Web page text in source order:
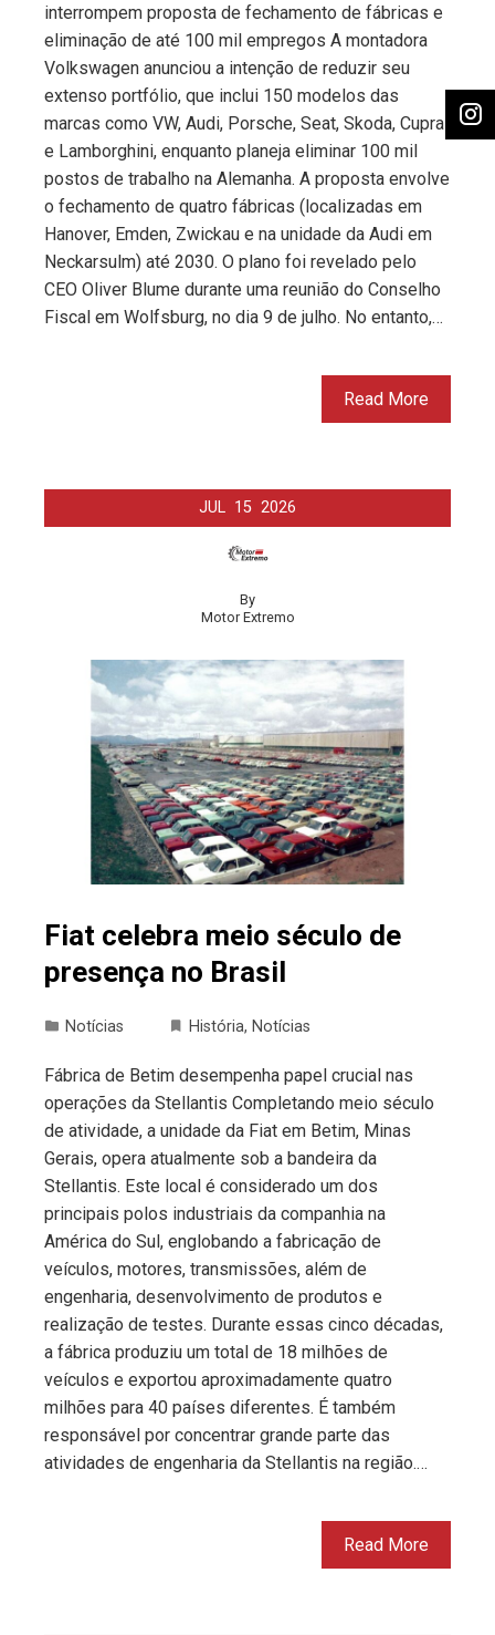
interrompem proposta de fechamento de fábricas e
eliminação de até 100 mil empregos A montadora
Volkswagen anunciou a intenção de reduzir seu
extenso portfólio, que inclui 150 modelos das
marcas como VW, Audi, Porsche, Seat, Skoda, Cupra
e Lamborghini, enquanto planeja eliminar 100 mil
postos de trabalho na Alemanha. A proposta envolve
o fechamento de quatro fábricas (localizadas em
Hanover, Emden, Zwickau e na unidade da Audi em
Neckarsulm) até 2030. O plano foi revelado pelo
CEO Oliver Blume durante uma reunião do Conselho
Fiscal em Wolfsburg, no dia 9 de julho. No entanto,…
Read More
JUL 15 2026
By
Motor Extremo
Fiat celebra meio século de
presença no Brasil
Notícias História, Notícias
Fábrica de Betim desempenha papel crucial nas
operações da Stellantis Completando meio século
de atividade, a unidade da Fiat em Betim, Minas
Gerais, opera atualmente sob a bandeira da
Stellantis. Este local é considerado um dos
principais polos industriais da companhia na
América do Sul, englobando a fabricação de
veículos, motores, transmissões, além de
engenharia, desenvolvimento de produtos e
realização de testes. Durante essas cinco décadas,
a fábrica produziu um total de 18 milhões de
veículos e exportou aproximadamente quatro
milhões para 40 países diferentes. É também
responsável por concentrar grande parte das
atividades de engenharia da Stellantis na região.…
Read More